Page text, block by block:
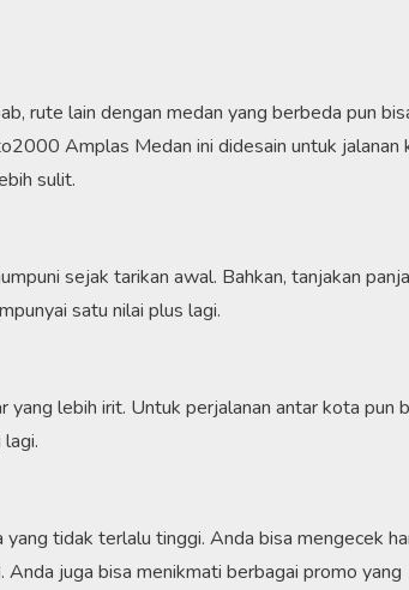
rute lain dengan medan yang berbeda pun
Amplas Medan ini didesain untuk jalanan
sulit.
sejak tarikan awal. Bahkan, tanjakan
satu nilai plus lagi.
lebih irit. Untuk perjalanan antar kota pun
tidak terlalu tinggi. Anda bisa mengecek
juga bisa menikmati berbagai promo yang